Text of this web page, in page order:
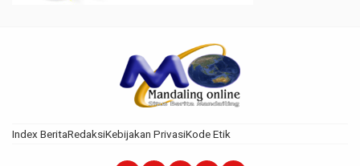
Index BeritaRedaksiKebijakan PrivasiKode Etik